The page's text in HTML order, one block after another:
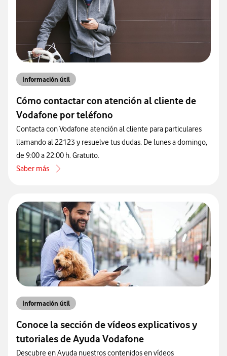
Información útil
Cómo contactar con atención al cliente de
Vodafone por teléfono
Contacta con Vodafone atención al cliente para particulares
llamando al 22123 y resuelve tus dudas. De lunes a domingo,
de 9:00 a 22:00 h. Gratuito.
Saber más
acerca de Cómo contactar con atención al cliente de Vodafone
Información útil
Conoce la sección de vídeos explicativos y
tutoriales de Ayuda Vodafone
Descubre en Ayuda nuestros contenidos en vídeos